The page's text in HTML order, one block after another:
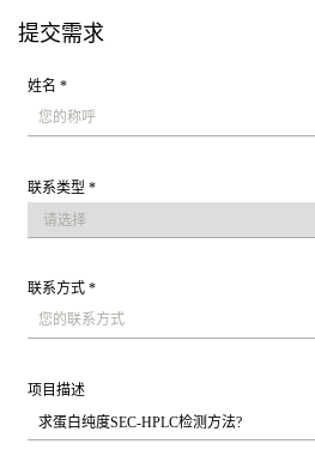
提交需求
姓名 *
联系类型 *
联系方式 *
项目描述